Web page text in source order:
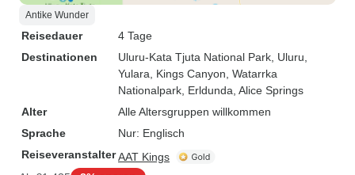
Antike Wunder
Reisedauer
4 Tage
Destinationen
Uluru-Kata Tjuta National Park , Uluru
Yulara , Kings Canyon , Watarrka
Nationalpark , Erldunda , Alice Springs
Alter
Alle Altersgruppen willkommen
Sprache
Nur: Englisch
ReiseveranstalterAAT Kings